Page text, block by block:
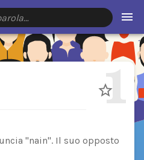
1
"nain". Il suo opposto